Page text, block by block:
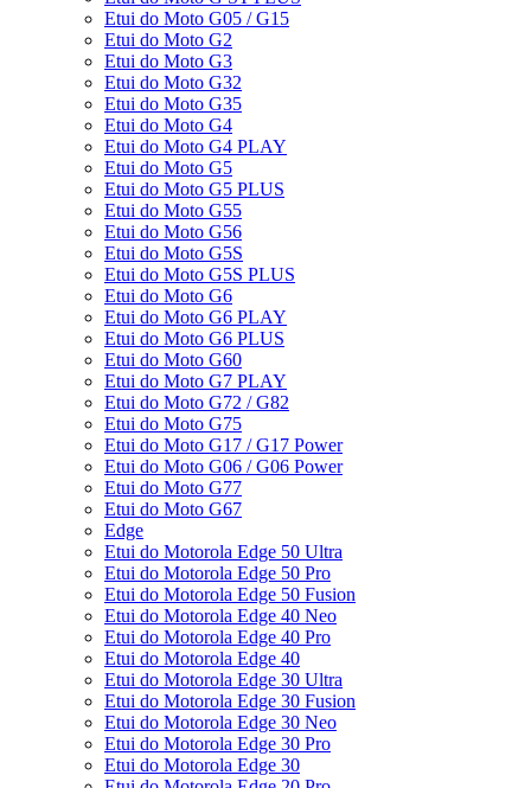
Etui do Moto G05 / G15
Etui do Moto G2
Etui do Moto G3
Etui do Moto G32
Etui do Moto G35
Etui do Moto G4
Etui do Moto G4 PLAY
Etui do Moto G5
Etui do Moto G5 PLUS
Etui do Moto G55
Etui do Moto G56
Etui do Moto G5S
Etui do Moto G5S PLUS
Etui do Moto G6
Etui do Moto G6 PLAY
Etui do Moto G6 PLUS
Etui do Moto G60
Etui do Moto G7 PLAY
Etui do Moto G72 / G82
Etui do Moto G75
Etui do Moto G17 / G17 Power
Etui do Moto G06 / G06 Power
Etui do Moto G77
Etui do Moto G67
Edge
Etui do Motorola Edge 50 Ultra
Etui do Motorola Edge 50 Pro
Etui do Motorola Edge 50 Fusion
Etui do Motorola Edge 40 Neo
Etui do Motorola Edge 40 Pro
Etui do Motorola Edge 40
Etui do Motorola Edge 30 Ultra
Etui do Motorola Edge 30 Fusion
Etui do Motorola Edge 30 Neo
Etui do Motorola Edge 30 Pro
Etui do Motorola Edge 30